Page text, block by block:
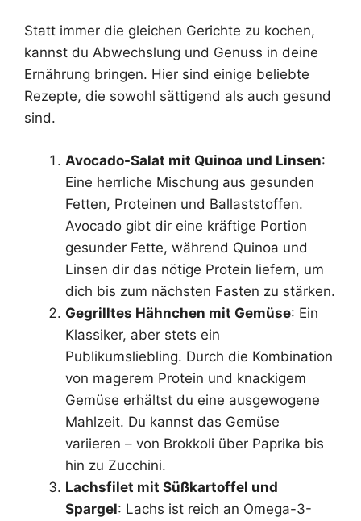
Statt immer die gleichen Gerichte zu kochen,
kannst du Abwechslung und Genuss in deine
Ernährung bringen. Hier sind einige beliebte
Rezepte, die sowohl sättigend als auch gesund
sind.
Avocado-Salat mit Quinoa und Linsen:
Eine herrliche Mischung aus gesunden
Fetten, Proteinen und Ballaststoffen.
Avocado gibt dir eine kräftige Portion
gesunder Fette, während Quinoa und
Linsen dir das nötige Protein liefern, um
dich bis zum nächsten Fasten zu stärken.
Gegrilltes Hähnchen mit Gemüse: Ein
Klassiker, aber stets ein
Publikumsliebling. Durch die Kombination
von magerem Protein und knackigem
Gemüse erhältst du eine ausgewogene
Mahlzeit. Du kannst das Gemüse
variieren – von Brokkoli über Paprika bis
hin zu Zucchini.
Lachsfilet mit Süßkartoffel und
Spargel: Lachs ist reich an Omega-3-